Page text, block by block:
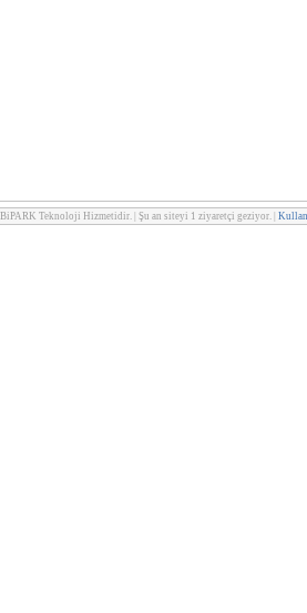
Teknoloji Hizmetidir. | Şu an siteyi 1 ziyaretçi geziyor. |